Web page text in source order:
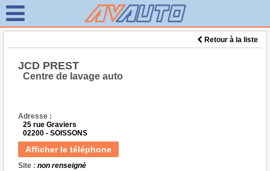
Retour à la liste
JCD PREST
Centre de lavage auto
Adresse :
25 rue Graviers
02200 - SOISSONS
Afficher le téléphone
Site : non renseigné